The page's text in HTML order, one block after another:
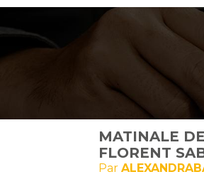
au
contenu
MATINALE
FLORENT
Par